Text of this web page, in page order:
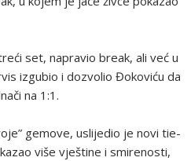
set, napravio break, ali već u
izgubio i dozvolio Đokoviću da
na 1:1.
gemove, uslijedio je novi tie-
više vještine i smirenosti,